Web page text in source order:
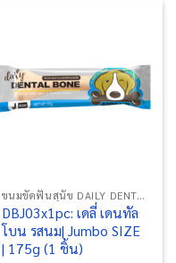
ขนมขัดฟันสุนัข DAILY DENTAL BONE
DBJ03x1pc: เดลี่ เดนทัล
โบน รสนม| Jumbo SIZE
| 175g (1 ชิ้น)